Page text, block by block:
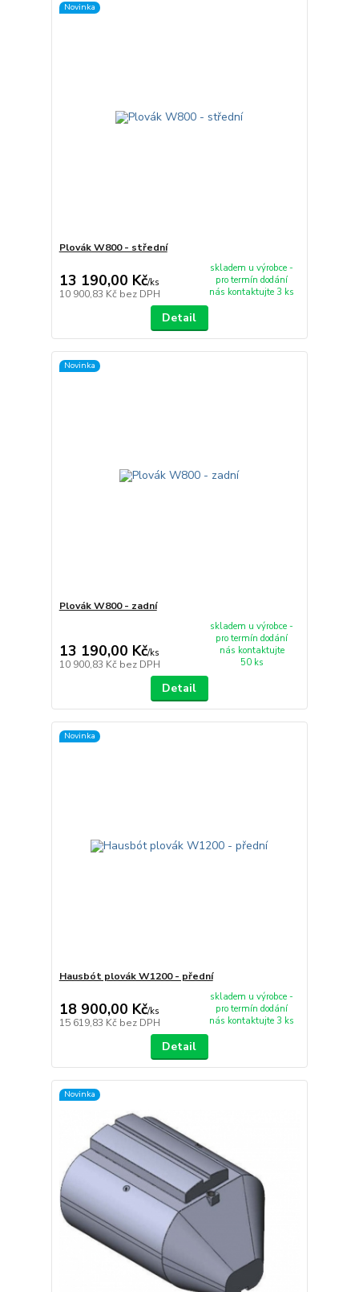
Novinka
Plovák W800 - střední
13 190,00 Kč/ks
10 900,83 Kč bez DPH
skladem u výrobce -
pro termín dodání
nás kontaktujte 3 ks
Detail
Novinka
Plovák W800 - zadní
13 190,00 Kč/ks
10 900,83 Kč bez DPH
skladem u výrobce -
pro termín dodání
nás kontaktujte
50 ks
Detail
Novinka
Hausbót plovák W1200 - přední
18 900,00 Kč/ks
15 619,83 Kč bez DPH
skladem u výrobce -
pro termín dodání
nás kontaktujte 3 ks
Detail
Novinka